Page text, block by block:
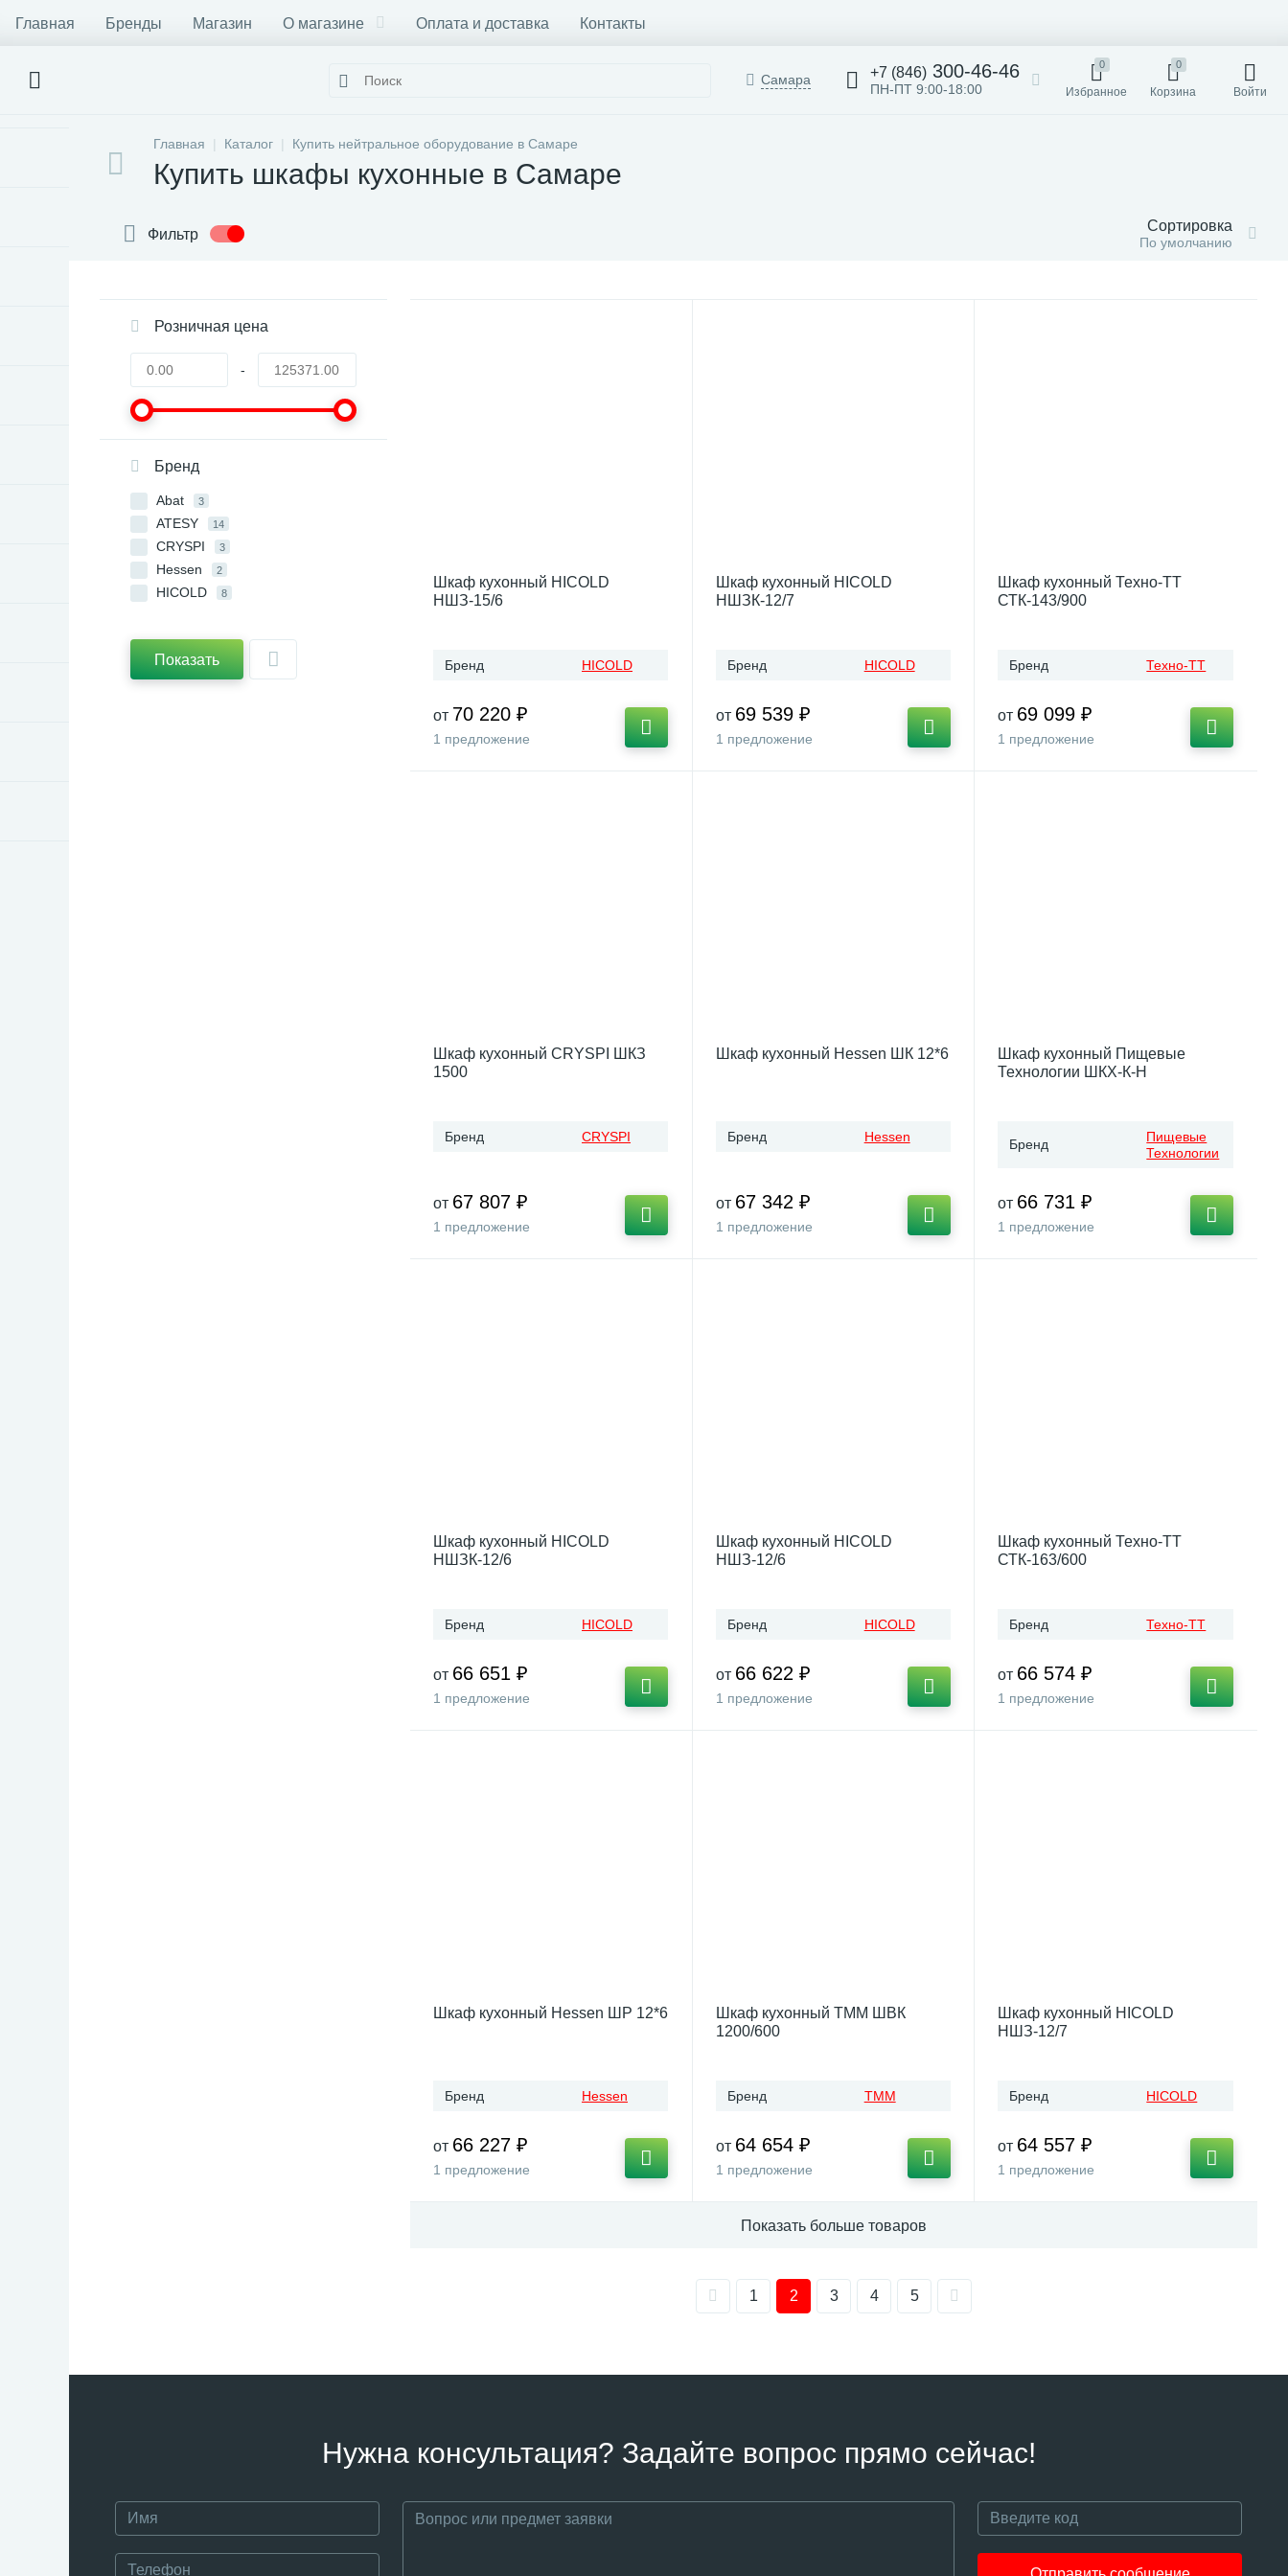
Главная Бренды Магазин О магазине Оплата и доставка Контакты
Самара +7 (846) 300-46-46
ПН-ПТ 9:00-18:00
0
Избранное
0
Корзина Войти
Главная Каталог Купить нейтральное оборудование в Самаре
Купить шкафы кухонные в Самаре
Фильтр Сортировка
По умолчанию
Розничная цена
-
Бренд
Abat 3
ATESY 14
CRYSPI 3
Hessen 2
HICOLD 8
Пищевые Технологии
Проммаш
Техно-ТТ
Показать
Шкаф кухонный HICOLD
НШЗ-15/6
Бренд HICOLD
от 70 220 ₽
1 предложение
Шкаф кухонный HICOLD
НШЗК-12/7
Бренд HICOLD
от 69 539 ₽
1 предложение
Шкаф кухонный Техно-ТТ
СТК-143/900
Бренд Техно-ТТ
от 69 099 ₽
1 предложение
Шкаф кухонный CRYSPI ШКЗ
1500
Бренд CRYSPI
от 67 807 ₽
1 предложение
Шкаф кухонный Hessen ШК 12*6
Бренд Hessen
от 67 342 ₽
1 предложение
Шкаф кухонный Пищевые
Технологии ШКХ-К-Н
Бренд
Пищевые
Технологии
от 66 731 ₽
1 предложение
Шкаф кухонный HICOLD
НШЗК-12/6
Бренд HICOLD
от 66 651 ₽
1 предложение
Шкаф кухонный HICOLD
НШЗ-12/6
Бренд HICOLD
от 66 622 ₽
1 предложение
Шкаф кухонный Техно-ТТ
СТК-163/600
Бренд Техно-ТТ
от 66 574 ₽
1 предложение
Шкаф кухонный Hessen ШР 12*6
Бренд Hessen
от 66 227 ₽
1 предложение
Шкаф кухонный ТММ ШВК
1200/600
Бренд ТММ
от 64 654 ₽
1 предложение
Шкаф кухонный HICOLD
НШЗ-12/7
Бренд HICOLD
от 64 557 ₽
1 предложение
Показать больше товаров
1 2 3 4 5
Нужна консультация? Задайте вопрос прямо сейчас!